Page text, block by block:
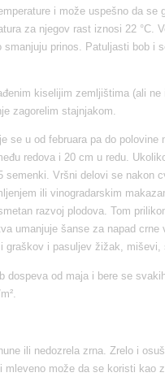
i može uspešno da se
za njegov rast iznosi 22 °C.
prinos. Patuljasti bob i
kiselijim zemljištima (ali
zagorelim stajnjakom.
se u od februara pa do polovine
redova i 20 cm u redu.
semenki. Vršni delovi se nakon
ili vinogradarskim
razvoj plodova. Tom
umanjuje šanse za napad
graškov i pasuljev žižak, miševi,
dospeva od maja i bere se
ili nedozrela zrna. Zrelo i
mleveno može da se koristi kao